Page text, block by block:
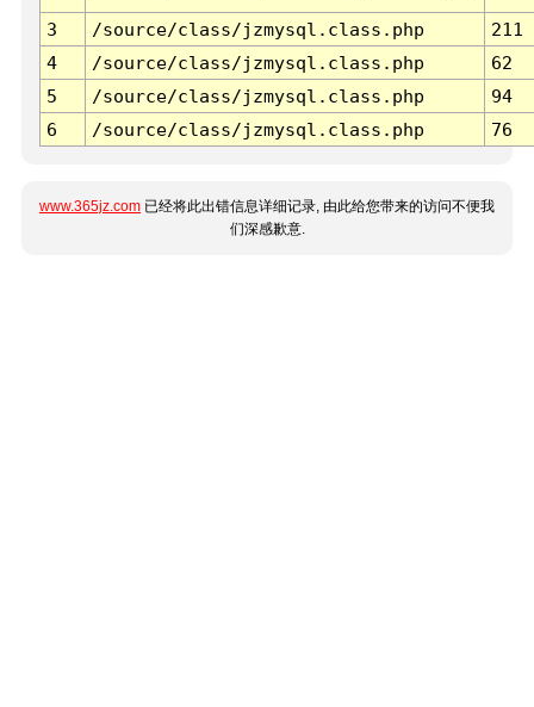
3 /source/class/jzmysql.class.php
211
4
/source/class/jzmysql.class.php
62
5
/source/class/jzmysql.class.php
94
6
/source/class/jzmysql.class.php 76
www.365jz.com 已经将此出错信息详细记录, 由此给您带来的访问不便我
们深感歉意.